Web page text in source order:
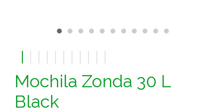
Mochila Zonda 30 L
Black